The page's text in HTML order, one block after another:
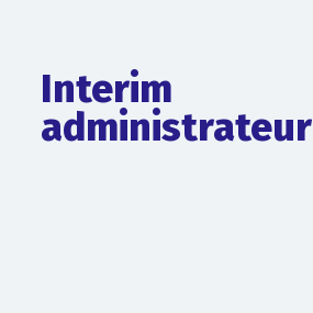
Interim